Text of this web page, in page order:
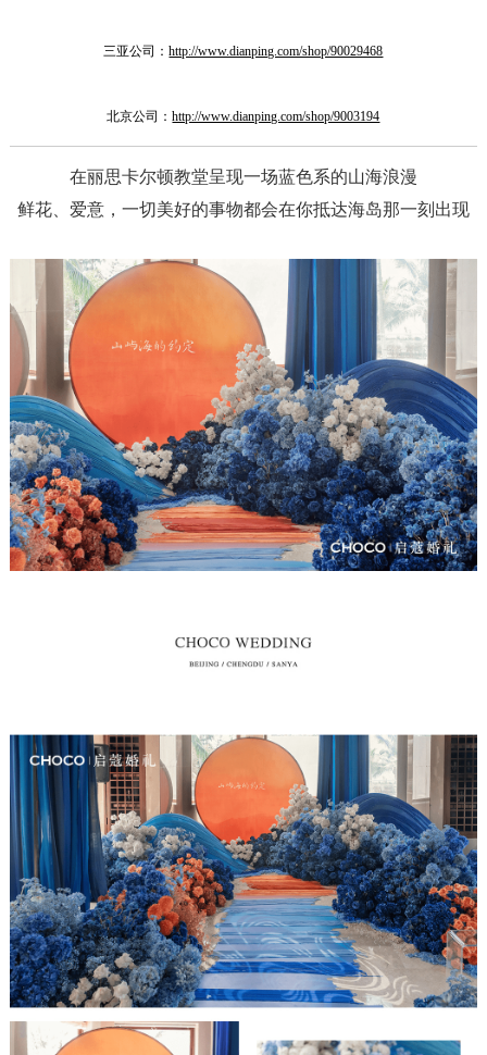
三亚公司：http://www.dianping.com/shop/90029468
北京公司：http://www.dianping.com/shop/9003194
在丽思卡尔顿教堂呈现一场蓝色系的山海浪漫
鲜花、爱意，一切美好的事物都会在你抵达海岛那一刻出现